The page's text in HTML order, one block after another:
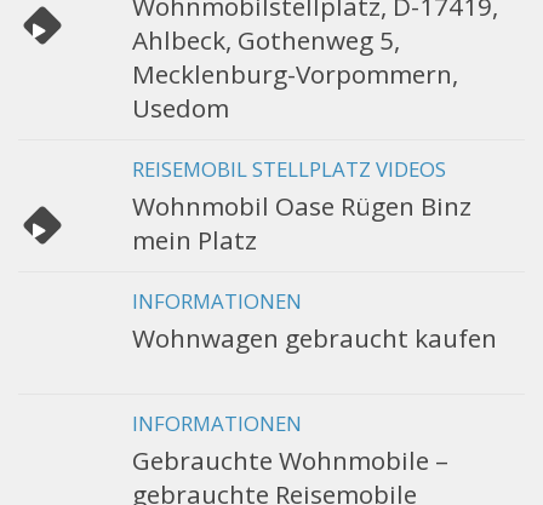
Ahlbeck, Gothenweg 5,
Mecklenburg-Vorpommern,
Usedom
REISEMOBIL STELLPLATZ VIDEOS
Wohnmobil Oase Rügen Binz
mein Platz
INFORMATIONEN
Wohnwagen gebraucht kaufen
INFORMATIONEN
Gebrauchte Wohnmobile –
gebrauchte Reisemobile